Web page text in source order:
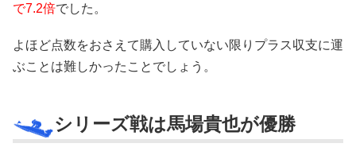
で7.2倍でした。
よほど点数をおさえて購入していない限りプラス収支に運
ぶことは難しかったことでしょう。
シリーズ戦は馬場貴也が優勝